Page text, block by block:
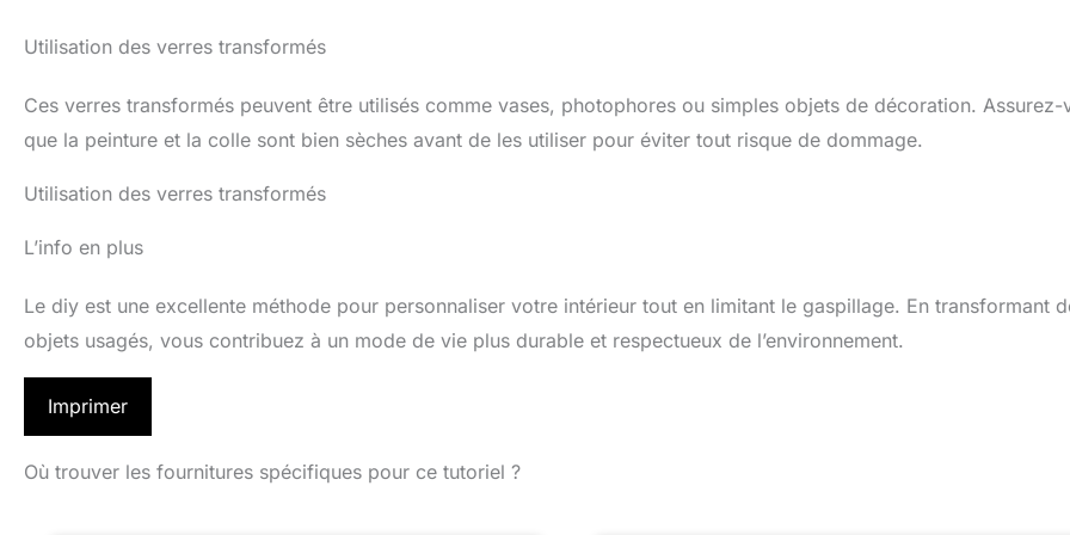
Utilisation des verres transformés
Ces verres transformés peuvent être utilisés comme vases, photophores ou simples objets de décoration. Assurez-
que la peinture et la colle sont bien sèches avant de les utiliser pour éviter tout risque de dommage.
Utilisation des verres transformés
L’info en plus
Le diy est une excellente méthode pour personnaliser votre intérieur tout en limitant le gaspillage. En transformant
objets usagés, vous contribuez à un mode de vie plus durable et respectueux de l’environnement.
Imprimer
Où trouver les fournitures spécifiques pour ce tutoriel ?